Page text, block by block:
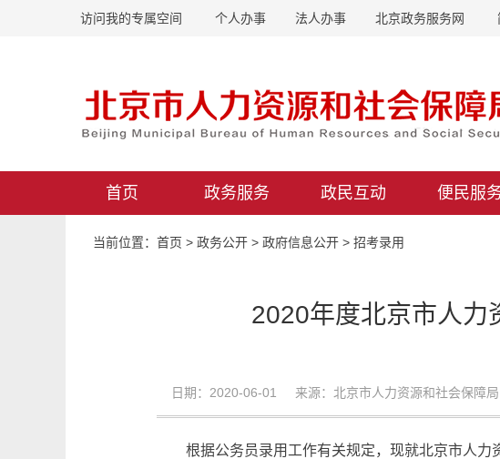
访问我的专属空间 个人办事 法人办事 北京政务服务网
首页 政务服务 政民互动 便民服
当前位置： 首页 > 政务公开 > 政府信息公开 > 招考录用
2020年度北京市人力
日期：2020-06-01 来源：北京市人力资源和社会保障局
根据公务员录用工作有关规定，现就北京市人力